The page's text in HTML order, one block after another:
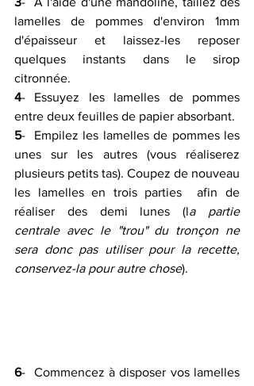
lamelles de pommes d'environ 1mm
d'épaisseur et laissez-les reposer
quelques instants dans le sirop
citronnée.
4- Essuyez les lamelles de pommes
entre deux feuilles de papier absorbant.
5-  Empilez les lamelles de pommes les
unes sur les autres (vous réaliserez
plusieurs petits tas). Coupez de nouveau
les lamelles en trois parties  afin de
réaliser des demi lunes (la partie
centrale avec le "trou" du tronçon ne
sera donc pas utiliser pour la recette,
conservez-la pour autre chose).
6-  Commencez à disposer vos lamelles